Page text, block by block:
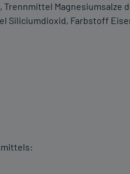
Magnesiumsalze
Siliciumdioxid, Farbstoff